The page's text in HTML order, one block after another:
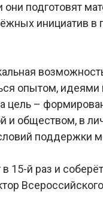
они подготовят
инициатив в
опытом,
цель –
и обществом, в
поддержки
15-й раз и